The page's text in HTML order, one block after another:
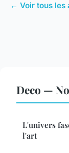
← Voir tous les
Deco —
L'univers
l'art